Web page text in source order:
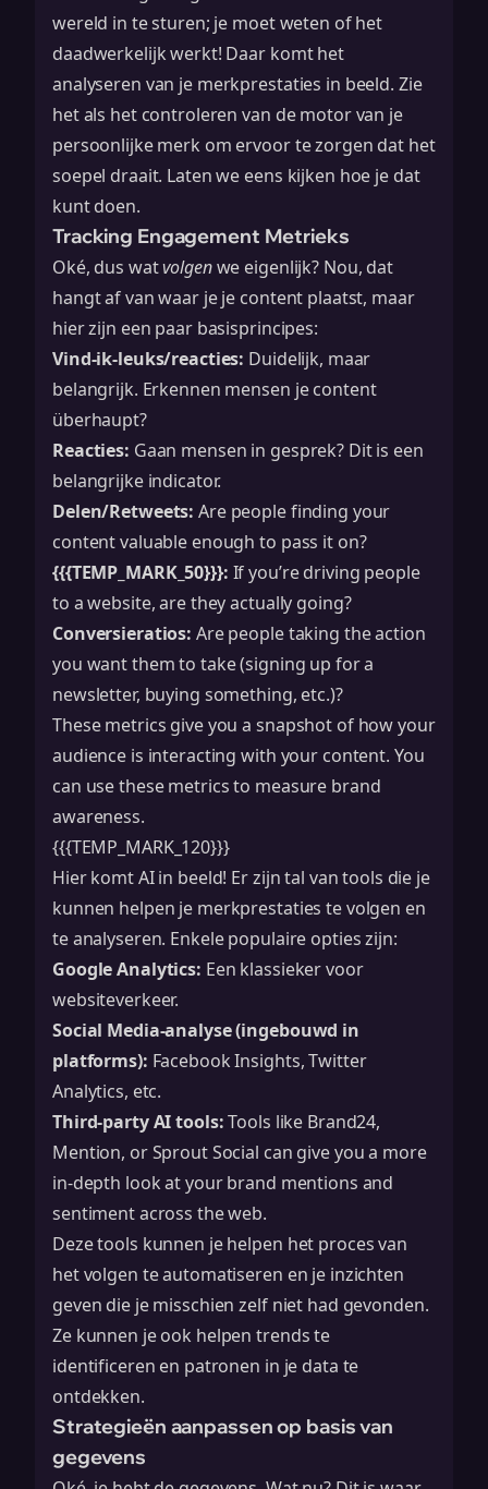
wereld in te sturen; je moet weten of het
daadwerkelijk werkt! Daar komt het
analyseren van je merkprestaties in beeld. Zie
het als het controleren van de motor van je
persoonlijke merk om ervoor te zorgen dat het
soepel draait. Laten we eens kijken hoe je dat
kunt doen.
Tracking Engagement Metrieks
Oké, dus watvolgenwe eigenlijk? Nou, dat
hangt af van waar je je content plaatst, maar
hier zijn een paar basisprincipes:
Vind-ik-leuks/reacties: Duidelijk, maar
belangrijk. Erkennen mensen je content
überhaupt?
Reacties: Gaan mensen in gesprek? Dit is een
belangrijke indicator.
Delen/Retweets: Are people finding your
content valuable enough to pass it on?
{{{TEMP_MARK_50}}}: If you’re driving people
to a website, are they actually going?
Conversieratios: Are people taking the action
you want them to take (signing up for a
newsletter, buying something, etc.)?
These metrics give you a snapshot of how your
audience is interacting with your content. You
can use these metrics to measure brand
awareness.
{{{TEMP_MARK_120}}}
Hier komt AI in beeld! Er zijn tal van tools die je
kunnen helpen je merkprestaties te volgen en
te analyseren. Enkele populaire opties zijn:
Google Analytics: Een klassieker voor
websiteverkeer.
Social Media-analyse (ingebouwd in
platforms): Facebook Insights, Twitter
Analytics, etc.
Third-party AI tools:Tools like Brand24,
Mention, or Sprout Social can give you a more
in-depth look at your brand mentions and
sentiment across the web.
Deze tools kunnen je helpen het proces van
het volgen te automatiseren en je inzichten
geven die je misschien zelf niet had gevonden.
Ze kunnen je ook helpen trends te
identificeren en patronen in je data te
ontdekken.
Strategieën aanpassen op basis van
gegevens